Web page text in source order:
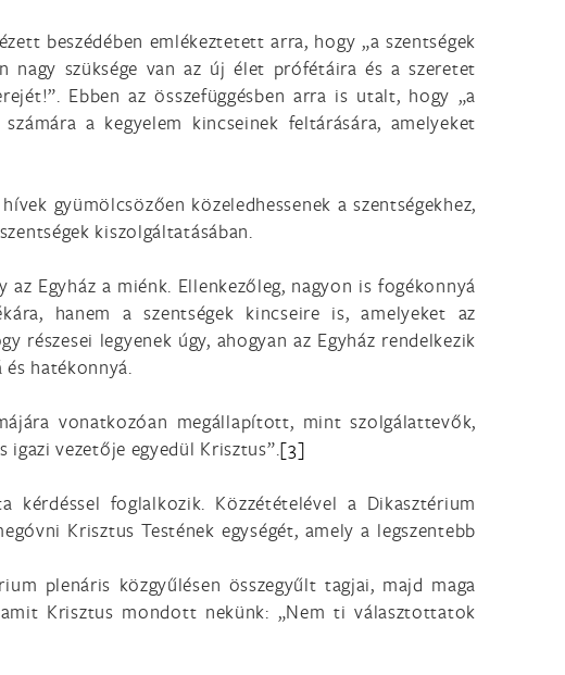
beszédében emlékeztetett arra, hogy „a szentségek
nagy szüksége van az új élet prófétáira és a szeretet
Ebben az összefüggésben arra is utalt, hogy „a
a kegyelem kincseinek feltárására, amelyeket
gyümölcsözően közeledhessenek a szentségekhez,
kiszolgáltatásában.
Egyház a miénk. Ellenkezőleg, nagyon is fogékonnyá
hanem a szentségek kincseire is, amelyeket az
részesei legyenek úgy, ahogyan az Egyház rendelkezik
és hatékonnyá.
vonatkozóan megállapított, mint szolgálattevők,
igazi vezetője egyedül Krisztus”.[3]
foglalkozik. Közzétételével a Dikasztérium
Krisztus Testének egységét, amely a legszentebb
plenáris közgyűlésen összegyűlt tagjai, majd maga
Krisztus mondott nekünk: „Nem ti választottatok